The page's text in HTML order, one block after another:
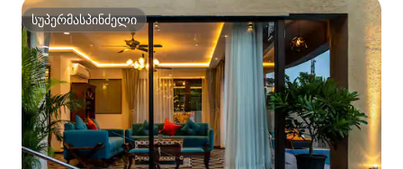
სუპერმასპინძელი
სუპერმასპინძელი